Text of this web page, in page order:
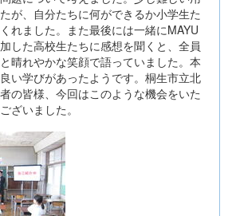
が、自分たちに何ができるか小学生た
れました。また最後には一緒にMAYU
した高校生たちに感想を聞くと、全員
晴れやかな笑顔で語っていました。本
い学びがあったようです。桐生市立北
の皆様、今回はこのような機会をいた
ざいました。